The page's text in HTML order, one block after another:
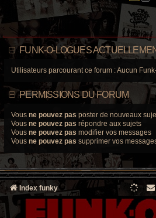
FUNK-O-LOGUES
Utilisateurs parcourant ce forum : Aucun
PERMISSIONS DU FORUM
Vous ne pouvez pas poster de nouveaux
Vous ne pouvez pas répondre aux sujets
Vous ne pouvez pas modifier vos messages
Vous ne pouvez pas supprimer vos
Index funky